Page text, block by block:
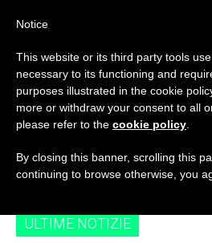
TAG
Posts
‘bayonne’
ULTIME NOTIZIE
Notice
This website or its third party tools
necessary to its functioning and
purposes illustrated in the cookie
more or withdraw your consent to all
please refer to the cookie policy
By closing this banner, scrolling this
continuing to browse otherwise, you